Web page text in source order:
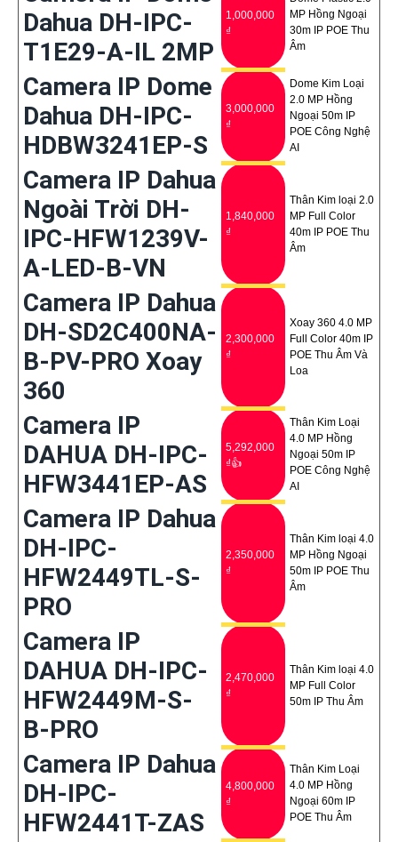
Dahua DH-IPC-
T1E29-A-IL 2MP
1,000,000
₫
MP Hồng Ngoại
30m IP POE Thu
Âm
Camera IP Dome
Dahua DH-IPC-
HDBW3241EP-S
3,000,000
₫
Dome Kim Loại
2.0 MP Hồng
Ngoại 50m IP
POE Công Nghệ
AI
Camera IP Dahua
Ngoài Trời DH-
IPC-HFW1239V-
A-LED-B-VN
1,840,000
₫
Thân Kim loại 2.0
MP Full Color
40m IP POE Thu
Âm
Camera IP Dahua
DH-SD2C400NA-
B-PV-PRO Xoay
360
2,300,000
₫
Xoay 360 4.0 MP
Full Color 40m IP
POE Thu Âm Và
Loa
Camera IP
DAHUA DH-IPC-
HFW3441EP-AS
5,292,000
₫👍
Thân Kim Loại
4.0 MP Hồng
Ngoại 50m IP
POE Công Nghệ
AI
Camera IP Dahua
DH-IPC-
HFW2449TL-S-
PRO
2,350,000
₫
Thân Kim loại 4.0
MP Hồng Ngoại
50m IP POE Thu
Âm
Camera IP
DAHUA DH-IPC-
HFW2449M-S-
B-PRO
2,470,000
₫
Thân Kim loại 4.0
MP Full Color
50m IP Thu Âm
Camera IP Dahua
DH-IPC-
HFW2441T-ZAS
4,800,000
₫
Thân Kim Loại
4.0 MP Hồng
Ngoại 60m IP
POE Thu Âm